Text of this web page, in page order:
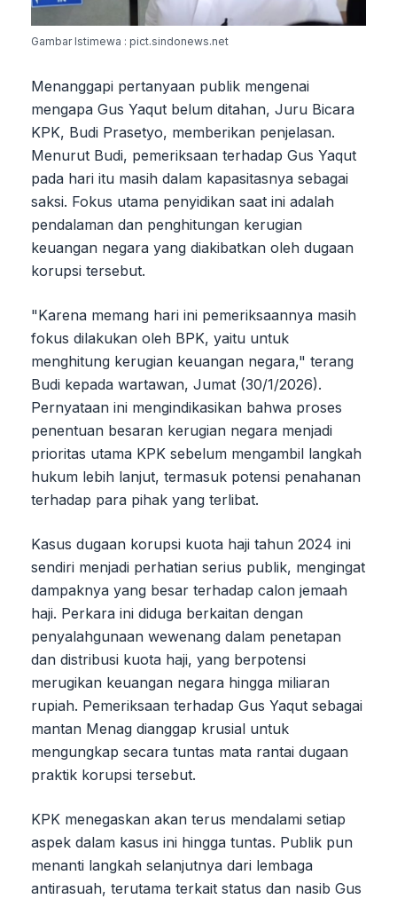
Gambar Istimewa : pict.sindonews.net
Menanggapi pertanyaan publik mengenai
mengapa Gus Yaqut belum ditahan, Juru Bicara
KPK, Budi Prasetyo, memberikan penjelasan.
Menurut Budi, pemeriksaan terhadap Gus Yaqut
pada hari itu masih dalam kapasitasnya sebagai
saksi. Fokus utama penyidikan saat ini adalah
pendalaman dan penghitungan kerugian
keuangan negara yang diakibatkan oleh dugaan
korupsi tersebut.
"Karena memang hari ini pemeriksaannya masih
fokus dilakukan oleh BPK, yaitu untuk
menghitung kerugian keuangan negara," terang
Budi kepada wartawan, Jumat (30/1/2026).
Pernyataan ini mengindikasikan bahwa proses
penentuan besaran kerugian negara menjadi
prioritas utama KPK sebelum mengambil langkah
hukum lebih lanjut, termasuk potensi penahanan
terhadap para pihak yang terlibat.
Kasus dugaan korupsi kuota haji tahun 2024 ini
sendiri menjadi perhatian serius publik, mengingat
dampaknya yang besar terhadap calon jemaah
haji. Perkara ini diduga berkaitan dengan
penyalahgunaan wewenang dalam penetapan
dan distribusi kuota haji, yang berpotensi
merugikan keuangan negara hingga miliaran
rupiah. Pemeriksaan terhadap Gus Yaqut sebagai
mantan Menag dianggap krusial untuk
mengungkap secara tuntas mata rantai dugaan
praktik korupsi tersebut.
KPK menegaskan akan terus mendalami setiap
aspek dalam kasus ini hingga tuntas. Publik pun
menanti langkah selanjutnya dari lembaga
antirasuah, terutama terkait status dan nasib Gus